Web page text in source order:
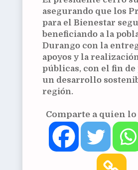
asegurando que los
para el Bienestar
beneficiando a la
Durango con la
apoyos y la
públicas, con el fin
un desarrollo
región.
Comparte a quien